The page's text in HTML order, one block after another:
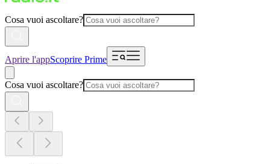
Cosa vuoi ascoltare?
Aprire l'appScoprire Prime
Cosa vuoi ascoltare?